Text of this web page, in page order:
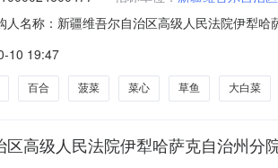
人名称：新疆维吾尔自治区高级人民法院伊犁
产品详见附件公斤1.0033258.1633258.16服务
10 19:47
百合 菠菜 菜心 草鱼 大白菜
区高级人民法院伊犁哈萨克自治州